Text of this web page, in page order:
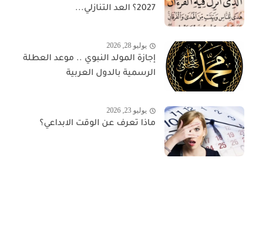
2027؟ العد التنازلي...
يوليو 28, 2026
إجازة المولد النبوي .. موعد العطلة
الرسمية بالدول العربية
يوليو 23, 2026
ماذا تعرف عن الوقت الابداعي؟